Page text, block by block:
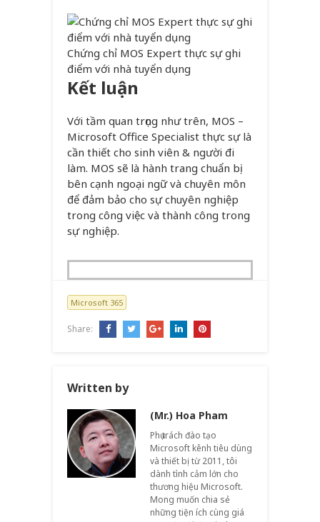
Chứng chỉ MOS Expert thực sự ghi
điểm với nhà tuyển dụng
Kết luận
Với tầm quan trọng như trên, MOS –
Microsoft Office Specialist thực sự là
cần thiết cho sinh viên & người đi
làm. MOS sẽ là hành trang chuẩn bị
bên cạnh ngoại ngữ và chuyên môn
để đảm bảo cho sự chuyên nghiệp
trong công việc và thành công trong
sự nghiệp.
Microsoft 365
Share:
Written by
(Mr.) Hoa Pham
Phụ trách đào tạo
Microsoft kênh tiêu dùng
và thiết bị từ 2011, tôi
dành tình cảm lớn cho
thương hiệu Microsoft.
Mong muốn chia sẻ
những tiện ích cùng giá